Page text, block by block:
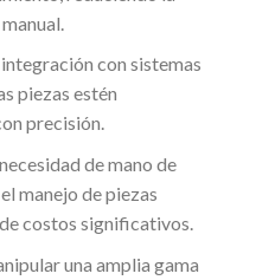
integración con sistemas
piezas estén
precisión.
de mano de
manejo de piezas
costos significativos.
una amplia gama